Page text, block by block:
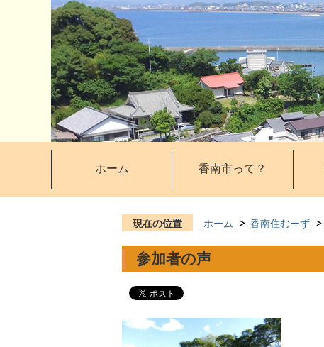
ホーム 香南市って？
現在の位置 ホーム 香南住むーず
参加者の声